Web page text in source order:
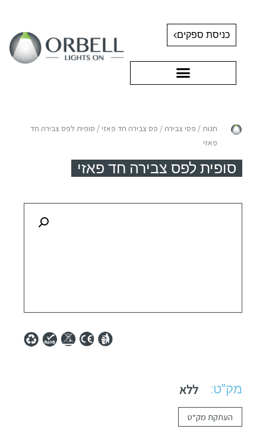
כניסת ספקים
חנות / פסי צבירה / פס צבירה חד פאזי/ סופית לפס צבירה חד
פאזי
סופית לפס צבירה חד פאזי
מק"ט: ללא
העתקת מק“ט